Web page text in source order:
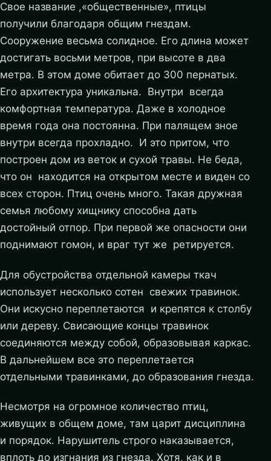
Свое название ,«общественные», птицы
получили благодаря общим гнездам.
Сооружение весьма солидное. Его длина может
достигать восьми метров, при высоте в два
метра. В этом доме обитает до 300 пернатых.
Его архитектура уникальна. Внутри всегда
комфортная температура. Даже в холодное
время года она постоянна. При палящем зное
внутри всегда прохладно. И это притом, что
построен дом из веток и сухой травы. Не беда,
что он находится на открытом месте и виден со
всех сторон. Птиц очень много. Такая дружная
семья любому хищнику способна дать
достойный отпор. При первой же опасности они
поднимают гомон, и враг тут же ретируется.
Для обустройства отдельной камеры ткач
использует несколько сотен свежих травинок.
Они искусно переплетаются и крепятся к столбу
или дереву. Свисающие концы травинок
соединяются между собой, образовывая каркас.
В дальнейшем все это переплетается
отдельными травинками, до образования гнезда.
Несмотря на огромное количество птиц,
живущих в общем доме, там царит дисциплина
и порядок. Нарушитель строго наказывается,
вплоть до изгнания из гнезда. Хотя, как и в